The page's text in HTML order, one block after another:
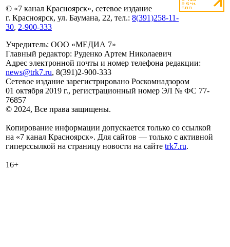
© «7 канал Красноярск», сетевое издание
г. Красноярск, ул. Баумана, 22, тел.: 8(391)258-11-
30, 2-900-333
Учредитель: ООО «МЕДИА 7»
Главный редактор: Руденко Артем Николаевич
Адрес электронной почты и номер телефона редакции:
news@trk7.ru, 8(391)2-900-333
Сетевое издание зарегистрировано Роскомнадзором
01 октября 2019 г., регистрационный номер ЭЛ № ФС 77-
76857
© 2024, Все права защищены.
Копирование информации допускается только со ссылкой
на «7 канал Красноярск». Для сайтов — только с активной
гиперссылкой на страницу новости на сайте trk7.ru.
16+